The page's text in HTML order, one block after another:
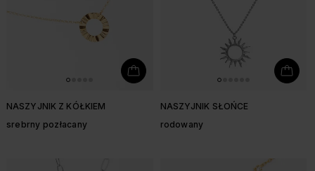
NASZYJNIK Z KÓŁKIEM
srebrny pozłacany
NASZYJNIK SŁOŃCE
rodowany